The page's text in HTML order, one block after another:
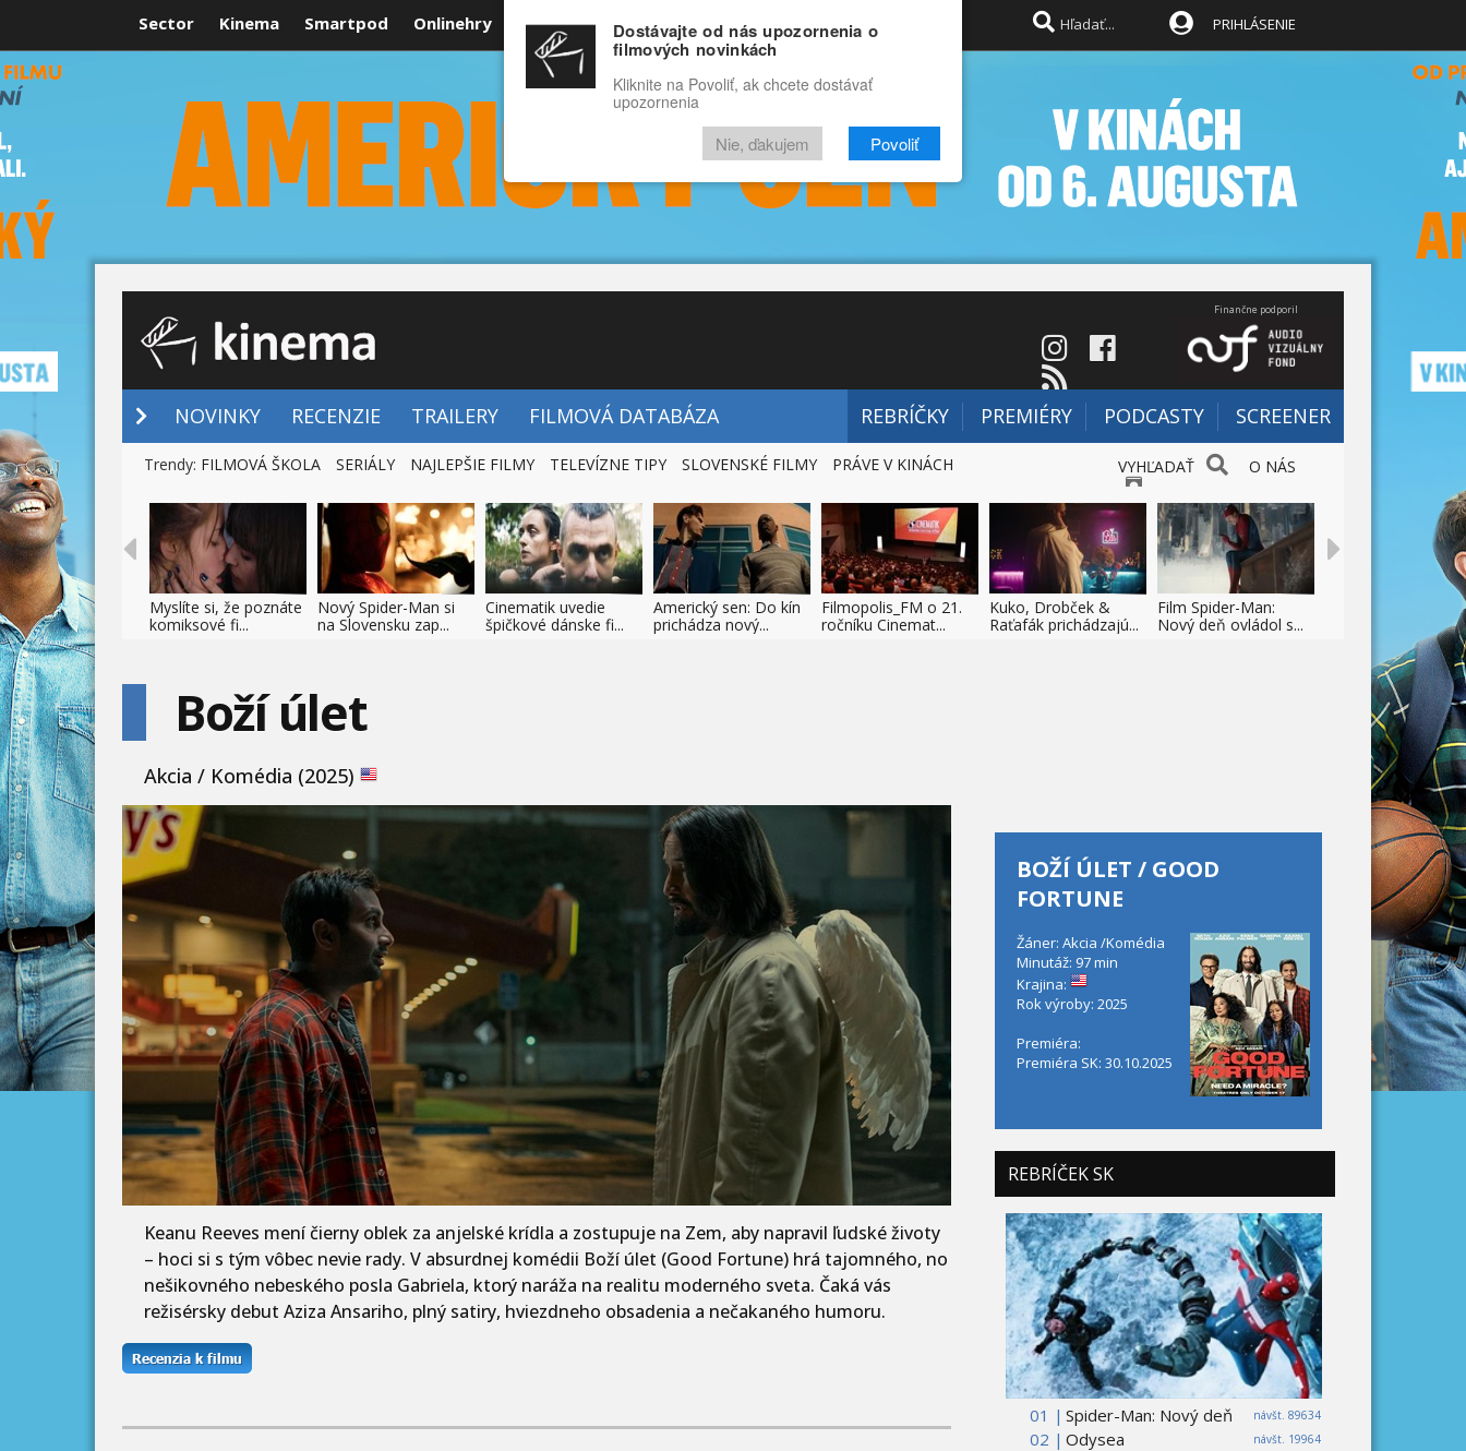
Sector Kinema Smartpod Onlinehry Rozprávky Funny Docu
RECENZIE VIDEÁ FILMY
PRIHLÁSENIE
Finančne podporil
NOVINKY RECENZIE TRAILERY FILMOVÁ DATABÁZA REBRÍČKY PREMIÉRY PODCASTY SCREENER
VYHĽADAŤ O NÁS
Trendy: FILMOVÁ ŠKOLA SERIÁLY NAJLEPŠIE FILMY TELEVÍZNE TIPY SLOVENSKÉ FILMY PRÁVE V KINÁCH
Myslíte si, že poznáte
komiksové fi...
Nový Spider-Man si
na Slovensku zap...
Cinematik uvedie
špičkové dánske fi...
Americký sen: Do kín
prichádza nový...
Filmopolis_FM o 21.
ročníku Cinemat...
Kuko, Drobček &
Raťafák prichádzajú...
Film Spider-Man:
Nový deň ovládol s...
Boží úlet
Akcia / Komédia (2025)
Keanu Reeves mení čierny oblek za anjelské krídla a zostupuje na Zem, aby napravil ľudské životy
– hoci si s tým vôbec nevie rady. V absurdnej komédii Boží úlet (Good Fortune) hrá tajomného, no
nešikovného nebeského posla Gabriela, ktorý naráža na realitu moderného sveta. Čaká vás
režisérsky debut Aziza Ansariho, plný satiry, hviezdneho obsadenia a nečakaného humoru.
BOŽÍ ÚLET / GOOD
FORTUNE
Žáner: Akcia /Komédia
Minutáž: 97 min
Krajina:
Rok výroby: 2025
Premiéra:
Premiéra SK: 30.10.2025
REBRÍČEK SK
01 | návšt. 89634
Spider-Man: Nový deň
02 |
návšt. 19964
Odysea
Dostávajte od nás upozornenia o
filmových novinkách
Kliknite na Povoliť, ak chcete dostávať
upozornenia
Nie, ďakujem Povoliť